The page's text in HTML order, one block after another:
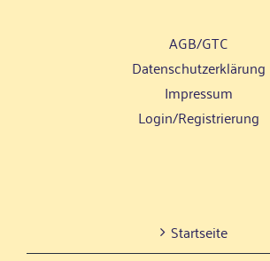
AGB/GTC
Daten­schutz­er­klä­rung
Impres­sum
Login/Registrierung
Start­sei­te